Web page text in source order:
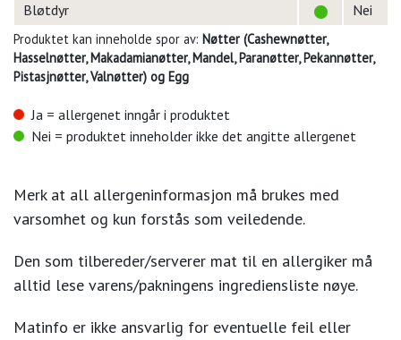
Bløtdyr
Nei
Produktet kan inneholde spor av: Nøtter (Cashewnøtter,
Hasselnøtter, Makadamianøtter, Mandel, Paranøtter, Pekannøtter,
Pistasjnøtter, Valnøtter) og Egg
Ja = allergenet inngår i produktet
Nei = produktet inneholder ikke det angitte allergenet
Merk at all allergeninformasjon må brukes med
varsomhet og kun forstås som veiledende.
Den som tilbereder/serverer mat til en allergiker må
alltid lese varens/pakningens ingrediensliste nøye.
Matinfo er ikke ansvarlig for eventuelle feil eller